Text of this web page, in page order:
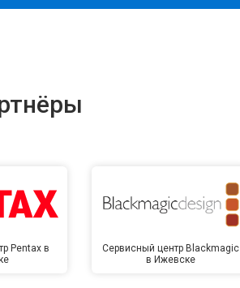
Pentax в
Сервисный центр Blackmagic
в Ижевске